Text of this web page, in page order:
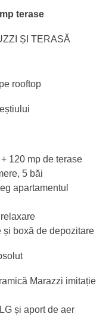
terase
ȘI TERASĂ
rooftop
120 mp de terase
5 băi
apartamentul
și boxă de depozitare
Marazzi imitație
și aport de aer